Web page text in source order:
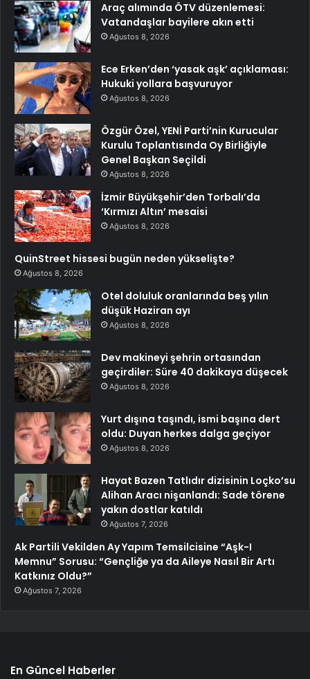
Araç alımında ÖTV düzenlemesi:
Vatandaşlar bayilere akın etti
Ağustos 8, 2026
Ece Erken’den ‘yasak aşk’ açıklaması:
Hukuki yollara başvuruyor
Ağustos 8, 2026
Özgür Özel, YENİ Parti’nin Kurucular
Kurulu Toplantısında Oy Birliğiyle
Genel Başkan Seçildi
Ağustos 8, 2026
İzmir Büyükşehir’den Torbalı’da
‘Kırmızı Altın’ mesaisi
Ağustos 8, 2026
QuinStreet hissesi bugün neden yükselişte?
Ağustos 8, 2026
Otel doluluk oranlarında beş yılın
düşük Haziran ayı
Ağustos 8, 2026
Dev makineyi şehrin ortasından
geçirdiler: Süre 40 dakikaya düşecek
Ağustos 8, 2026
Yurt dışına taşındı, ismi başına dert
oldu: Duyan herkes dalga geçiyor
Ağustos 8, 2026
Hayat Bazen Tatlıdır dizisinin Loçko’su
Alihan Aracı nişanlandı: Sade törene
yakın dostlar katıldı
Ağustos 7, 2026
Ak Partili Vekilden Ay Yapım Temsilcisine “Aşk-I
Memnu” Sorusu: “Gençliğe ya da Aileye Nasıl Bir Artı
Katkınız Oldu?”
Ağustos 7, 2026
En Güncel Haberler